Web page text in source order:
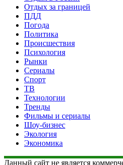
Отдых за границей
ПДД
Погода
Политика
Происшествия
Психология
Рынки
Сериалы
Спорт
ТВ
Технологии
Тренды
Фильмы и сериалы
Шоу-бизнес
Экология
Экономика
Данный сайт не является